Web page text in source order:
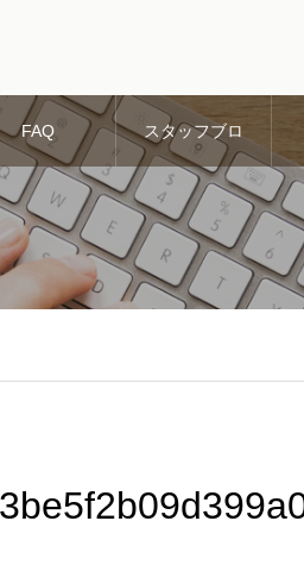
FAQ スタッフブロ
グ